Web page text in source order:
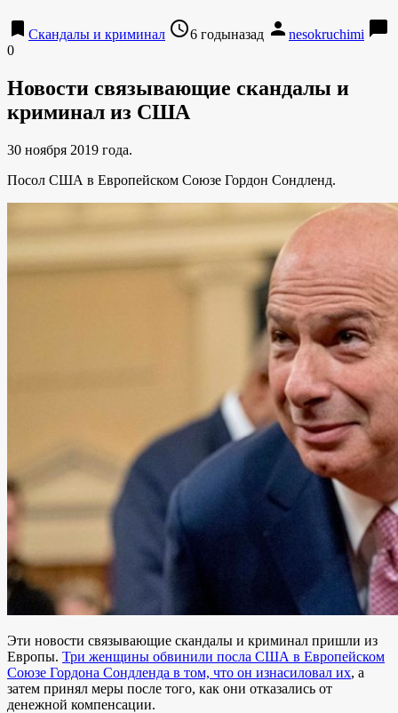
bookmark Скандалы и криминал access_time6 годыназад person nesokruchimi chat_bubble
0
Новости связывающие скандалы и
криминал из США
30 ноября 2019 года.
Посол США в Европейском Союзе Гордон Сондленд.
Эти новости связывающие скандалы и криминал пришли из
Европы. Три женщины обвинили посла США в Европейском
Союзе Гордона Сондленда в том, что он изнасиловал их, а
затем принял меры после того, как они отказались от
денежной компенсации.